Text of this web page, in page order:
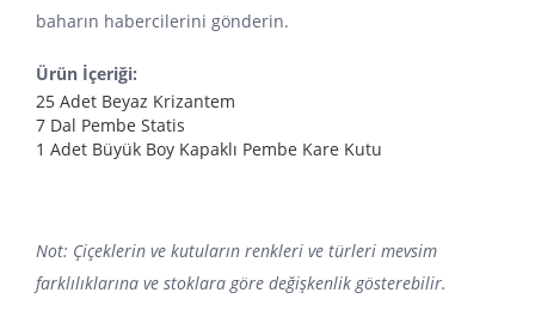
baharın habercilerini gönderin.
Ürün İçeriği:
25 Adet Beyaz Krizantem
7 Dal Pembe Statis
1 Adet Büyük Boy Kapaklı Pembe Kare Kutu
Not: Çiçeklerin ve kutuların renkleri ve türleri mevsim
farklılıklarına ve stoklara göre değişkenlik gösterebilir.